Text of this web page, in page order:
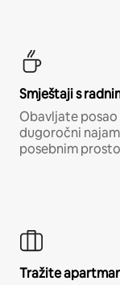
Smještaji s
Obavljate
dugoročni
posebnim
Tražite